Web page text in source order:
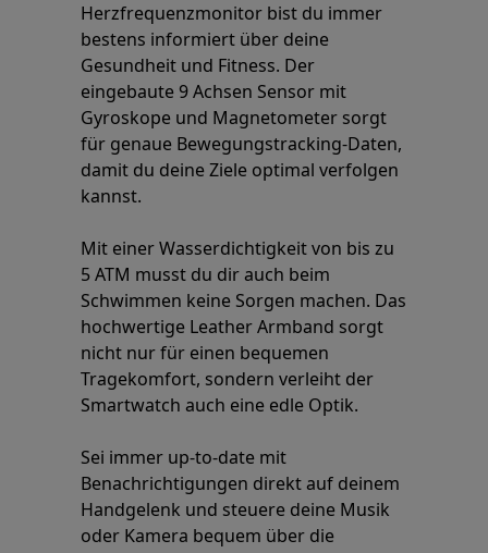
Herzfrequenzmonitor bist du immer
bestens informiert über deine
Gesundheit und Fitness. Der
eingebaute 9 Achsen Sensor mit
Gyroskope und Magnetometer sorgt
für genaue Bewegungstracking-Daten,
damit du deine Ziele optimal verfolgen
kannst.
Mit einer Wasserdichtigkeit von bis zu
5 ATM musst du dir auch beim
Schwimmen keine Sorgen machen. Das
hochwertige Leather Armband sorgt
nicht nur für einen bequemen
Tragekomfort, sondern verleiht der
Smartwatch auch eine edle Optik.
Sei immer up-to-date mit
Benachrichtigungen direkt auf deinem
Handgelenk und steuere deine Musik
oder Kamera bequem über die